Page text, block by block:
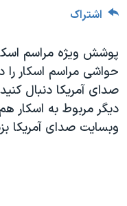
اسرائیل در جنگ
آرشیو پخش زنده
ورزش زنان در ایران
مجموعه مستندهای
تریبونال مردمی آبان ۹۸
دادگاه حمید نوری
زبانهای مختلف
اشتراک
حواشی مراسم اسکار
صدای آمریکا دنبال
دیگر مربوط به اسکار
وبسایت صدای آمریکا